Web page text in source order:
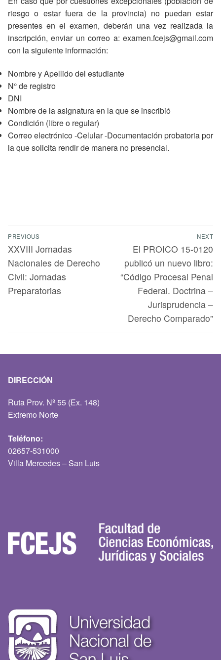
riesgo o estar fuera de la provincia) no puedan estar
presentes en el examen, deberán una vez realizada la
inscripción, enviar un correo a: examen.fcejs@gmail.com
con la siguiente información:
Nombre y Apellido del estudiante
N° de registro
DNI
Nombre de la asignatura en la que se inscribió
Condición (libre o regular)
Correo electrónico -Celular -Documentación probatoria por
la que solicita rendir de manera no presencial.
PREVIOUS
XXVIII Jornadas
Nacionales de Derecho
Civil: Jornadas
Preparatorias
NEXT
El PROICO 15-0120
publicó un nuevo libro:
“Código Procesal Penal
Federal. Doctrina –
Jurisprudencia –
Derecho Comparado”
DIRECCIÓN
Ruta Prov. Nº 55 (Ex. 148)
Extremo Norte
Teléfono:
02657-531000
Villa Mercedes – San Luis